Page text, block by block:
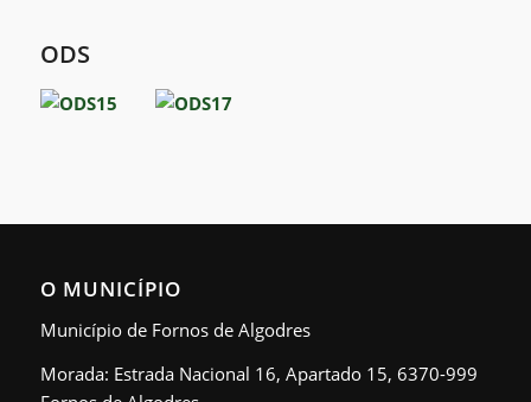
ODS
O MUNICÍPIO
Município de Fornos de Algodres
Morada: Estrada Nacional 16, Apartado 15, 6370-999